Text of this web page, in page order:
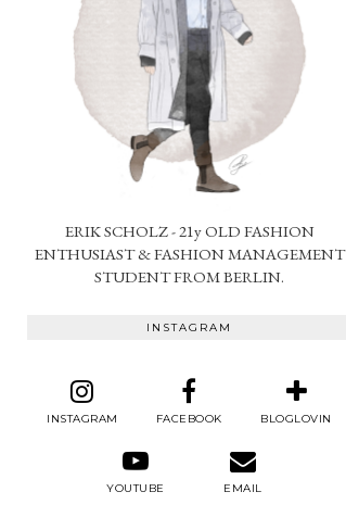
ERIK SCHOLZ - 21y OLD FASHION
ENTHUSIAST & FASHION MANAGEMENT
STUDENT FROM BERLIN.
INSTAGRAM
INSTAGRAM FACEBOOK BLOGLOVIN
YOUTUBE EMAIL